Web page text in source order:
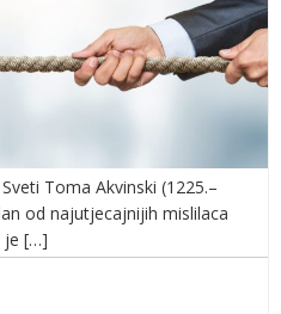
Toma Akvinski (1225.–
od najutjecajnijih mislilaca
je […]